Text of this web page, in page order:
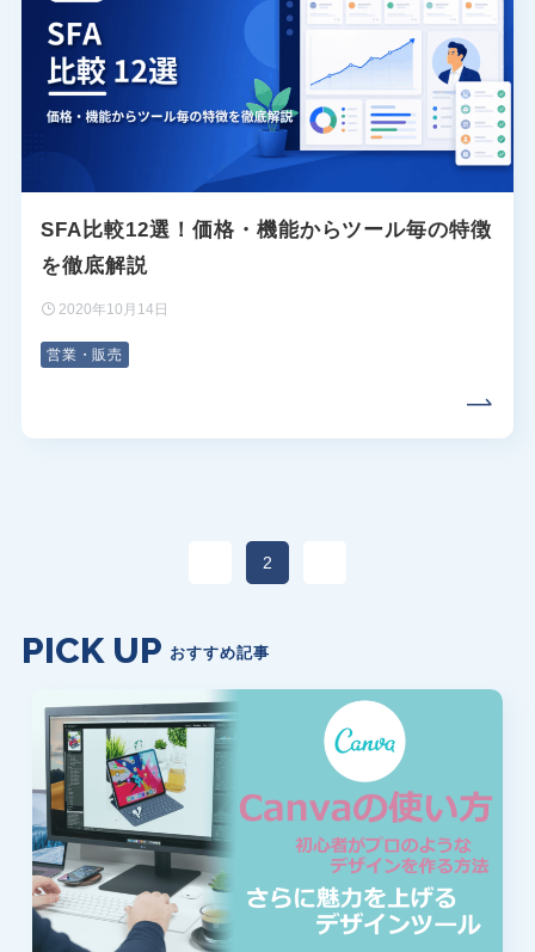
SFA比較12選！価格・機能からツール毎の特徴
を徹底解説
2020年10月14日
営業・販売
2
PICK UP おすすめ記事